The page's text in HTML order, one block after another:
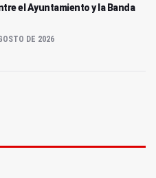
el Ayuntamiento y la Banda
DE 2026